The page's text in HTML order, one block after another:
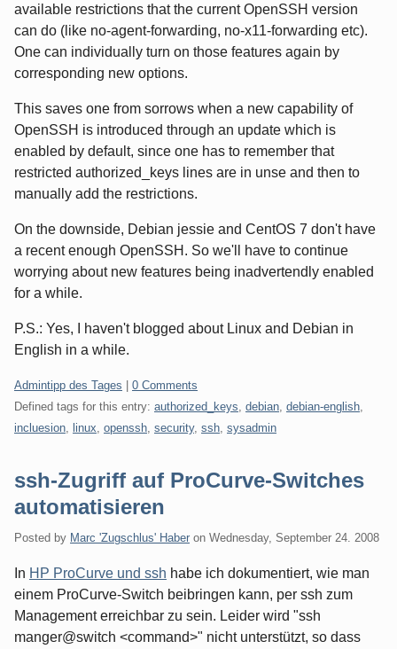
available restrictions that the current OpenSSH version
can do (like no-agent-forwarding, no-x11-forwarding etc).
One can individually turn on those features again by
corresponding new options.
This saves one from sorrows when a new capability of
OpenSSH is introduced through an update which is
enabled by default, since one has to remember that
restricted authorized_keys lines are in unse and then to
manually add the restrictions.
On the downside, Debian jessie and CentOS 7 don't have
a recent enough OpenSSH. So we'll have to continue
worrying about new features being inadvertendly enabled
for a while.
P.S.: Yes, I haven't blogged about Linux and Debian in
English in a while.
Categories:
Admintipp des Tages
0 Comments
Defined tags for this entry: authorized_keys debian debian-english
incluesion
linux openssh security, ssh sysadmin
ssh-Zugriff auf ProCurve-Switches
automatisieren
Posted by Marc 'Zugschlus' Haber on Wednesday, September 24. 2008
In HP ProCurve und ssh habe ich dokumentiert, wie man
einem ProCurve-Switch beibringen kann, per ssh zum
Management erreichbar zu sein. Leider wird "ssh
manger@switch <command>" nicht unterstützt, so dass